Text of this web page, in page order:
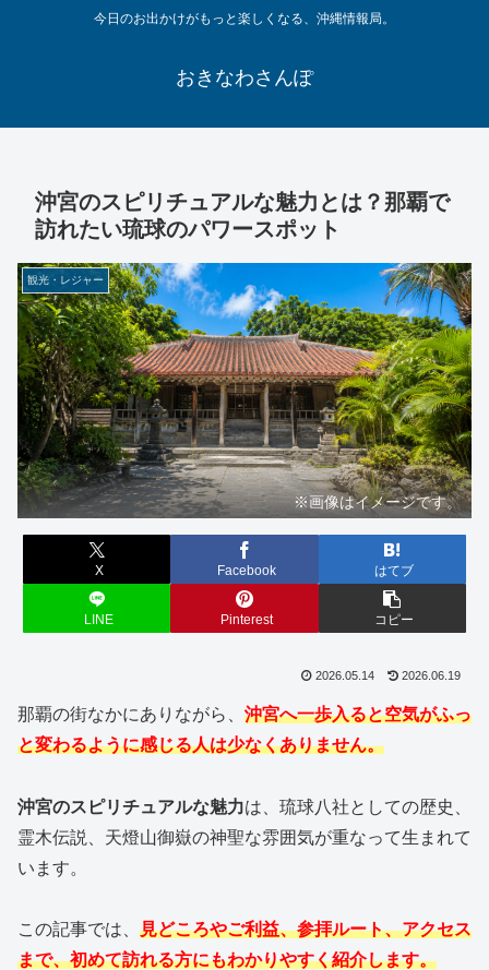
今日のお出かけがもっと楽しくなる、沖縄情報局。
おきなわさんぽ
沖宮のスピリチュアルな魅力とは？那覇で
訪れたい琉球のパワースポット
観光・レジャー
※画像はイメージです。
X Facebook はてブ
LINE Pinterest コピー
2026.05.14 2026.06.19
那覇の街なかにありながら、 沖宮へ一歩入ると空気がふっ
と変わるように感じる人は少なくありません。
沖宮のスピリチュアルな魅力は、琉球八社としての歴史、
霊木伝説、天燈山御嶽の神聖な雰囲気が重なって生まれて
います。
この記事では、 見どころやご利益、参拝ルート、アクセス
まで、初めて訪れる方にもわかりやすく紹介します。